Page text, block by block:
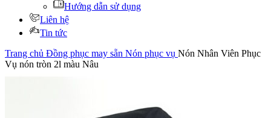
Hướng dẫn sử dụng
Liên hệ
Tin tức
Trang chủ Đồng phục may sẵn Nón phục vụ Nón Nhân Viên Phục
Vụ nón tròn 2l màu Nâu